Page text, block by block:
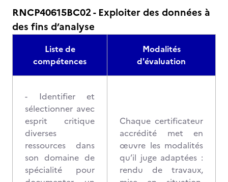
RNCP40615BC02 - Exploiter des données à
des fins d’analyse
Liste de
compétences
Modalités
d'évaluation
- Identifier et
sélectionner avec
esprit critique
diverses
ressources dans
son domaine de
spécialité pour
Chaque certificateur
accrédité met en
œuvre les modalités
qu’il juge adaptées :
rendu de travaux,